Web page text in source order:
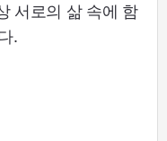
서로의 삶 속에 함
.